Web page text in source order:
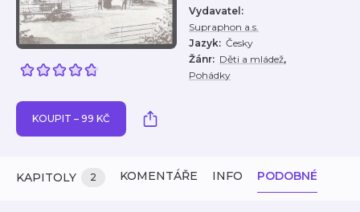
Vydavatel :
Supraphon a.s.
Jazyk: Česky
Žánr: Děti a mládež,
Pohádky
KOUPIT – 99 KČ
KAPITOLY 2 KOMENTÁŘE INFO PODOBNÉ